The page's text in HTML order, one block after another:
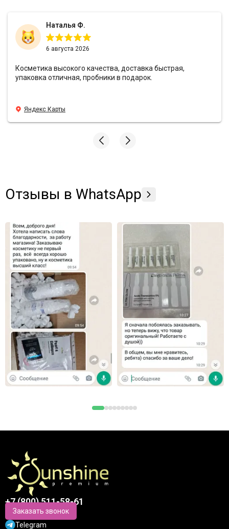
Наталья Ф.
6 августа 2026
Косметика высокого качества, доставка быстрая,
упаковка отличная, пробники в подарок.
Яндекс Карты
Отзывы в WhatsApp
+7 (800) 511-58-61
Заказать звонок
Telegram